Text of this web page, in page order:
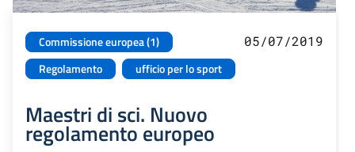
Commissione europea (1)
Regolamento
ufficio per lo sport
05/07/2019
Maestri di sci. Nuovo
regolamento europeo